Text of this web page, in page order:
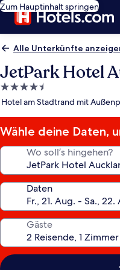
Zum Hauptinhalt springen
Alle Unterkünfte
JetPark Hotel
4.5-
Sterne-
Hotel am Stadtrand mit
Wähle deine Daten,
Wo soll’s hingehen?
Daten
Gäste